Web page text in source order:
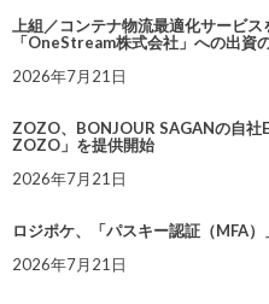
上組／コンテナ物流最適化サービ
「OneStream株式会社」への出資
2026年7月21日
ZOZO、BONJOUR SAGANの自
ZOZO」を提供開始
2026年7月21日
ロジポケ、「パスキー認証（MFA
2026年7月21日